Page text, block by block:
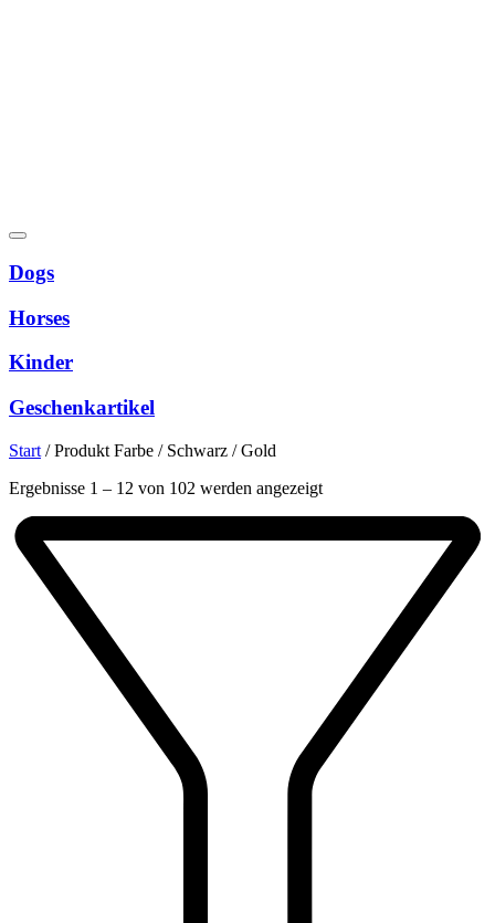
Dogs
Horses
Kinder
Geschenkartikel
Start /Produkt Farbe / Schwarz / Gold
Ergebnisse 1 – 12 von 102 werden angezeigtNach